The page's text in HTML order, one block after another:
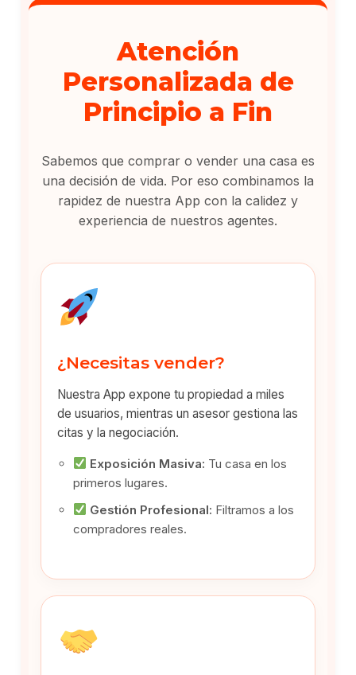
Atención
Personalizada de
Principio a Fin
Sabemos que comprar o vender una casa es
una decisión de vida. Por eso combinamos la
rapidez de nuestra App con la calidez y
experiencia de nuestros agentes.
¿Necesitas vender?
Nuestra App expone tu propiedad a miles
de usuarios, mientras un asesor gestiona las
citas y la negociación.
Exposición Masiva: Tu casa en los
primeros lugares.
Gestión Profesional: Filtramos a los
compradores reales.